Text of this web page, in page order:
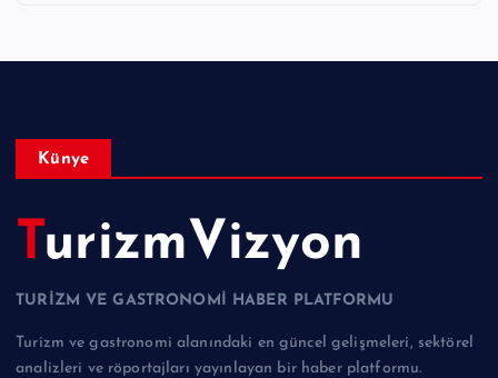
Künye
TurizmVizyon
TURİZM VE GASTRONOMİ HABER PLATFORMU
Turizm ve gastronomi alanındaki en güncel gelişmeleri, sektörel
analizleri ve röportajları yayınlayan bir haber platformu.